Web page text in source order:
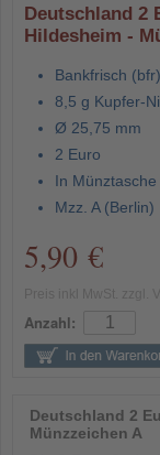
Deutschland 2
Hildesheim -
Bankfrisch (bfr)
8,5 g Kupfer-
Ø 25,75 mm
2 Euro
In Münztasche
Mzz. A (Berlin)
5,90 €
Anzahl:
Deutschland 2
Münzzeichen A